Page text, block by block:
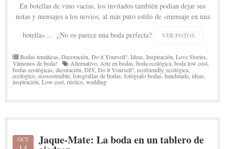
En botellas de vino vacías, los invitados también podían dejar sus
notas y mensajes a los novios, al más puro estilo de «mensaje en una
botella»… ¿No os parece una boda perfecta?
VER FOTOS
Bodas temáticas Decoración Do it Yourself! Ideas Inspiración Love Stories
Vámonos de boda!
Alternativo Arte en bodas boda ecológica ,boda low cost
bodas ecológicas decoración DIY ,Do it Yourself! ecofriendly,ecológica
ecologico ecosostenible fotografías de bodas fotógrafo bodas,handmade, ideas
inspiración Low cost rústico,wedding
OCT Jaque-Mate: La boda en un tablero de